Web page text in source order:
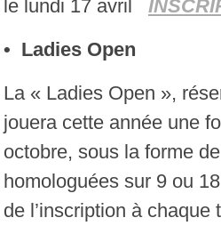
le lundi 17 avril
• Ladies Open
La « Ladies Open »,
jouera cette année une
octobre, sous la forme
homologuées sur 9 ou
de l’inscription à chaque